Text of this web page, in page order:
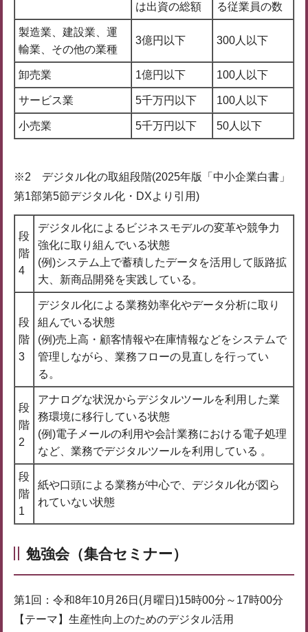
は出資の総額 る従業員の数
製造業、建設業、運
輸業、その他の業種
3億円以下 300人以下
卸売業 1億円以下 100人以下
サービス業 5千万円以下 100人以下
小売業 5千万円以下 50人以下
※2 デジタル化の取組段階(2025年版「中小企業白書」
第1部第5節デジタル化・DXより引用)
段
階
4
デジタル化によるビジネスモデルの変革や競争力
強化に取り組んでいる状態
(例)システム上で蓄積したデータを活用して販路拡
大、新商品開発を実践している。
段
階
3
デジタル化による業務効率化やデータ分析に取り
組んでいる状態
(例)売上高・顧客情報や在庫情報などをシステムで
管理しながら、業務フローの見直しを行ってい
る。
段
階
2
アナログな状況からデジタルツールを利用した業
務環境に移行している状態
(例)電子メールの利用や会計業務における電子処理
など、業務でデジタルツールを利用している 。
段
階
1
紙や口頭による業務が中心で、デジタル化が図ら
れていない状態
勉強会（集合セミナー）
第1回：令和8年10月26日(月曜日)15時00分～17時00分
【テーマ】生産性向上のためのデジタル活用